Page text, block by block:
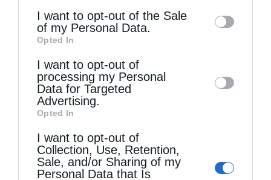
information may also be disclosed by us to
third parties on theIAB’s List of
Downstream Participants
disclose it to other third parties.
I want to opt-out of the Sale
of my Personal Data.
Opted In
I want to opt-out of
processing my Personal
Data for Targeted
Advertising.
Opted In
I want to opt-out of
Collection, Use, Retention,
Sale, and/or Sharing of my
Personal Data that Is
Μητροπολίτης Κερκύρας κ. Νεκτάριος.
Συλλυπητήρια δήλωση έκανε
ο Υπουργός
Εσωτερικών Τάκης Θεοδωρικάκος
την κοίμηση του Μακαριστού Μητροπολίτη
Καστοριάς, στην οποία αναφέρει τα εξής: